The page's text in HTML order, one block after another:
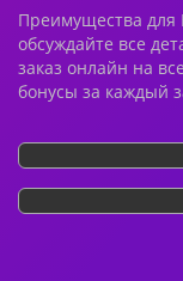
Преимущества для
обсуждайте все
заказ онлайн на
бонусы за каждый